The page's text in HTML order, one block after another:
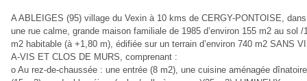
A ABLEIGES (95) village du Vexin à 10 kms de CERGY-PONTOISE, dans
une rue calme, grande maison familiale de 1985 d’environ 155 m2 au sol /
m2 habitable (à +1,80 m), édifiée sur un terrain d’environ 740 m2 SANS
A-VIS ET CLOS DE MURS, comprenant :
o Au rez-de-chaussée : une entrée (8 m2), une cuisine aménagée dînatoire